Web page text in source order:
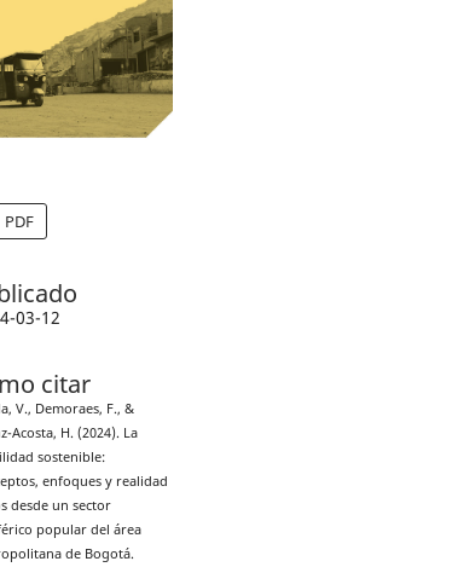
PDF
03-12
citar
V., Demoraes, F., &
Acosta, H. (2024). La
sostenible:
enfoques y realidad
desde un sector
popular del área
de Bogotá.